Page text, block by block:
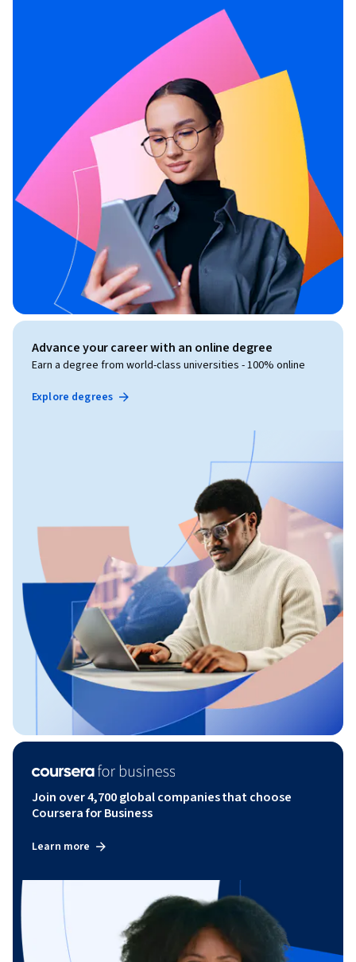
Advance your career with an online degree
Earn a degree from world-class universities - 100% online
Explore degrees
Join over 4,700 global companies that choose
Coursera for Business
Learn more